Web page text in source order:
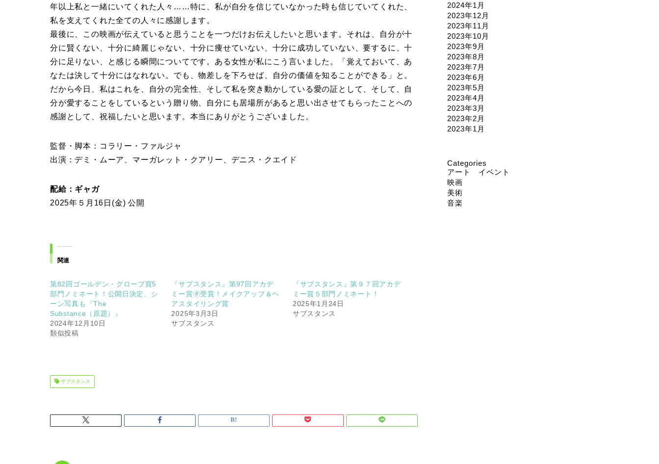
年以上私と一緒にいてくれた人々……特に、私が自分を信じていなかった時も信じていてくれた、
私を支えてくれた全ての人々に感謝します。
最後に、この映画が伝えていると思うことを一つだけお伝えしたいと思います。それは、自分が十
分に賢くない、十分に綺麗じゃない、十分に痩せていない、十分に成功していない、要するに、十
分に足りない、と感じる瞬間についてです。ある女性が私にこう言いました。「覚えておいて、あ
なたは決して十分にはなれない。でも、物差しを下ろせば、自分の価値を知ることができる」と。
だから今日、私はこれを、自分の完全性、そして私を突き動かしている愛の証として、そして、自
分が愛することをしているという贈り物、自分にも居場所があると思い出させてもらったことへの
感謝として、祝福したいと思います。本当にありがとうございました。
監督・脚本：コラリー・ファルジャ
出演：デミ・ムーア、マーガレット・クアリー、デニス・クエイド
配給：ギャガ
2025年５月16日(金) 公開
関連
第82回ゴールデン・グローブ賞5
部門ノミネート！公開日決定、シ
ーン写真も『The
Substance（原題）』
2024年12月10日
類似投稿
『サブスタンス』第97回アカデ
ミー賞🄬受賞！メイクアップ＆ヘ
アスタイリング賞
2025年3月3日
サブスタンス
『サブスタンス』第９７回アカデ
ミー賞５部門ノミネート！
2025年1月24日
サブスタンス
サブスタンス
2024年1月
2023年12月
2023年11月
2023年10月
2023年9月
2023年8月
2023年7月
2023年6月
2023年5月
2023年4月
2023年3月
2023年2月
2023年1月
Categories
アート イベント
映画
美術
音楽